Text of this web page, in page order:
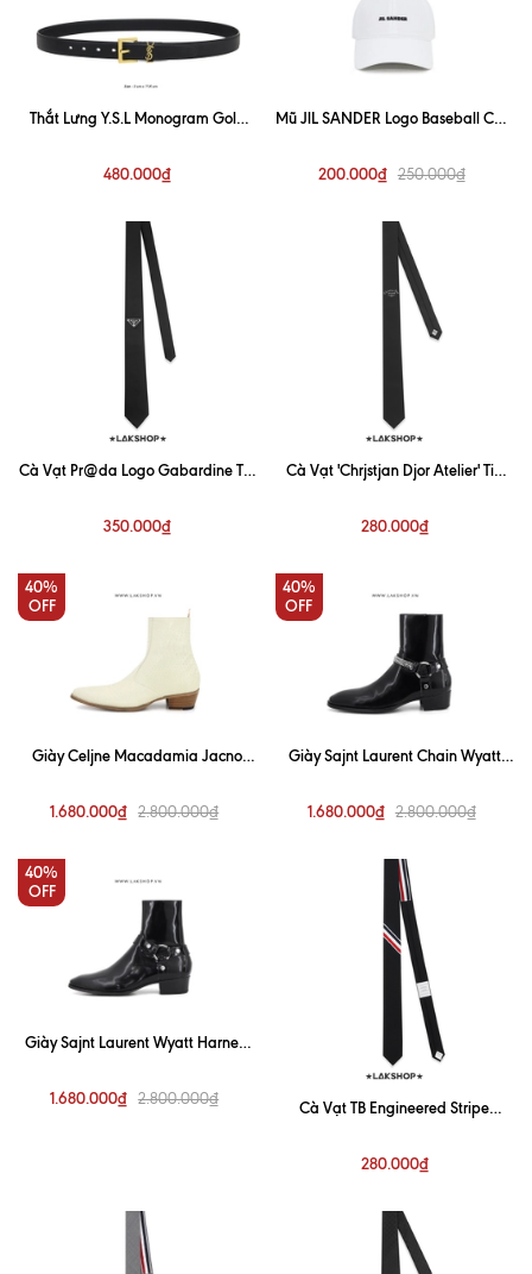
Thắt Lưng Y.S.L Monogram Gold
480.000₫
Mũ JlL SANDER Logo Baseball Cap
200.000₫ 250.000₫
Cà Vạt Pr@da Logo Gabardine Tie
350.000₫
Cà Vạt 'Chrjstjan Djor Atelier' Tie
280.000₫
40%
OFF
Giày Celjne Macadamia Jacno
1.680.000₫
2.800.000₫
40%
OFF
Giày Sajnt Laurent Chain Wyatt
1.680.000₫ 2.800.000₫
40%
OFF
Giày Sajnt Laurent Wyatt Harness
1.680.000₫
2.800.000₫
Cà Vạt TB Engineered Stripe
280.000₫